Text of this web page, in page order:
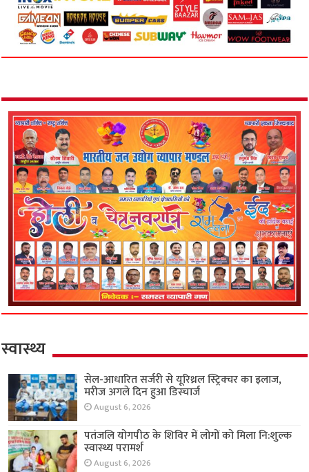
स्वास्थ्य
सेल-आधारित सर्जरी से यूरिथ्रल स्ट्रिक्चर का इलाज,
मरीज अगले दिन हुआ डिस्चार्ज
August 6, 2026
पतंजलि योगपीठ के शिविर में लोगों को मिला नि:शुल्क
स्वास्थ्य परामर्श
August 6, 2026